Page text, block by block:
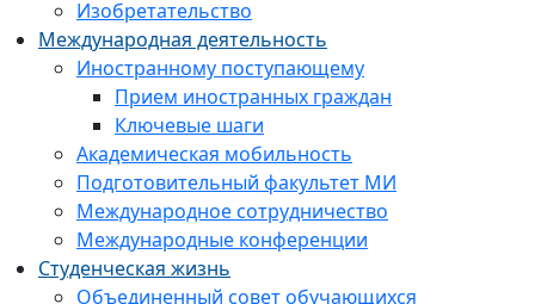
Изобретательство
Международная деятельность
Иностранному поступающему
Прием иностранных граждан
Ключевые шаги
Академическая мобильность
Подготовительный факультет МИ
Международное сотрудничество
Международные конференции
Студенческая жизнь
Объединенный совет обучающихся